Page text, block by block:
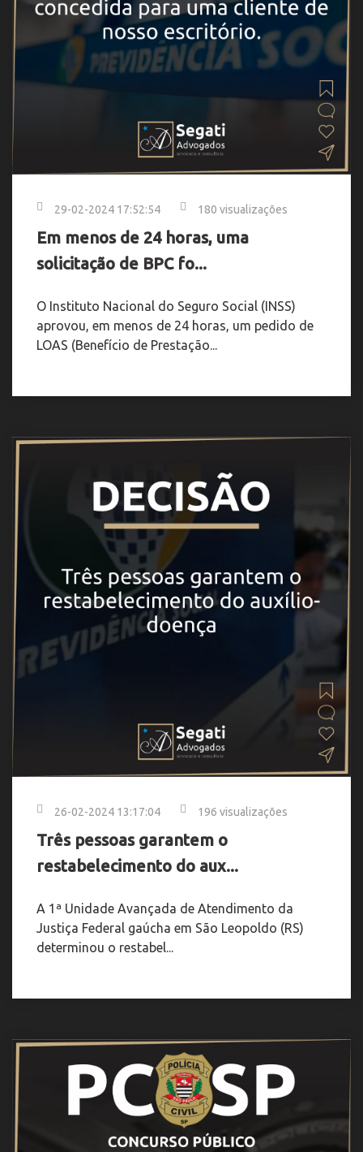
29-02-2024 17:52:54 180 visualizações
Em menos de 24 horas, uma
solicitação de BPC fo...
O Instituto Nacional do Seguro Social (INSS)
aprovou, em menos de 24 horas, um pedido de
LOAS (Benefício de Prestação...
26-02-2024 13:17:04 196 visualizações
Três pessoas garantem o
restabelecimento do aux...
A 1ª Unidade Avançada de Atendimento da
Justiça Federal gaúcha em São Leopoldo (RS)
determinou o restabel...